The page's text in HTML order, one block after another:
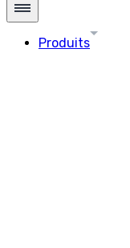
Produits